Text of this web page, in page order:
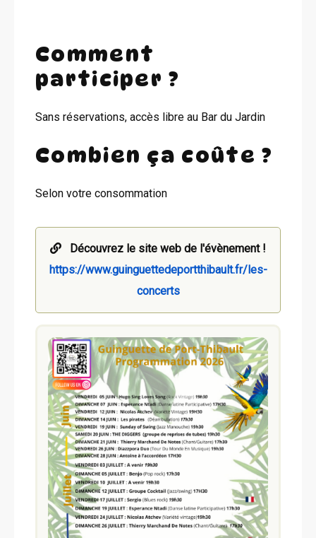
Comment
participer ?
Sans réservations, accès libre au Bar du Jardin
Combien ça coûte ?
Selon votre consommation
Découvrez le site web de l'évènement !
https://www.guinguettedeportthibault.fr/les-
concerts